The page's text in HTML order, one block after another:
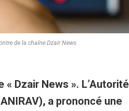
de la chaîne Dzair News
Dzair News ». L’Autorité
a prononcé une